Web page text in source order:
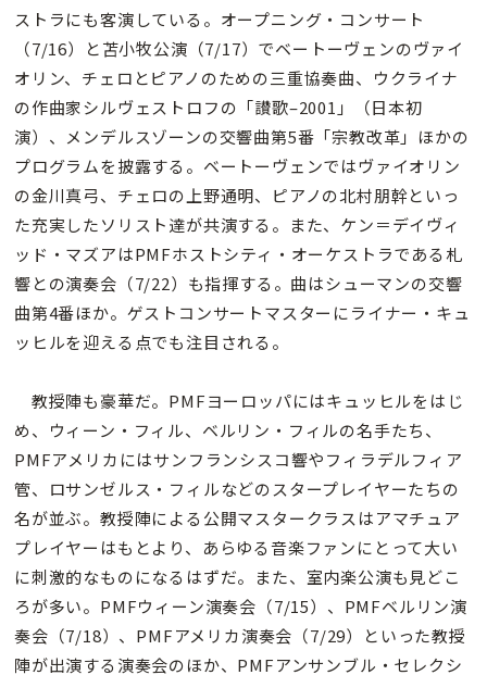
ストラにも客演している。オープニング・コンサート
（7/16）と苫小牧公演（7/17）でベートーヴェンのヴァイ
オリン、チェロとピアノのための三重協奏曲、ウクライナ
の作曲家シルヴェストロフの「讃歌–2001」（日本初
演）、メンデルスゾーンの交響曲第5番「宗教改革」ほかの
プログラムを披露する。ベートーヴェンではヴァイオリン
の金川真弓、チェロの上野通明、ピアノの北村朋幹といっ
た充実したソリスト達が共演する。また、ケン＝デイヴィ
ッド・マズアはPMFホストシティ・オーケストラである札
響との演奏会（7/22）も指揮する。曲はシューマンの交響
曲第4番ほか。ゲストコンサートマスターにライナー・キュ
ッヒルを迎える点でも注目される。
教授陣も豪華だ。PMFヨーロッパにはキュッヒルをはじ
め、ウィーン・フィル、ベルリン・フィルの名手たち、
PMFアメリカにはサンフランシスコ響やフィラデルフィア
管、ロサンゼルス・フィルなどのスタープレイヤーたちの
名が並ぶ。教授陣による公開マスタークラスはアマチュア
プレイヤーはもとより、あらゆる音楽ファンにとって大い
に刺激的なものになるはずだ。また、室内楽公演も見どこ
ろが多い。PMFウィーン演奏会（7/15）、PMFベルリン演
奏会（7/18）、PMFアメリカ演奏会（7/29）といった教授
陣が出演する演奏会のほか、PMFアンサンブル・セレクシ